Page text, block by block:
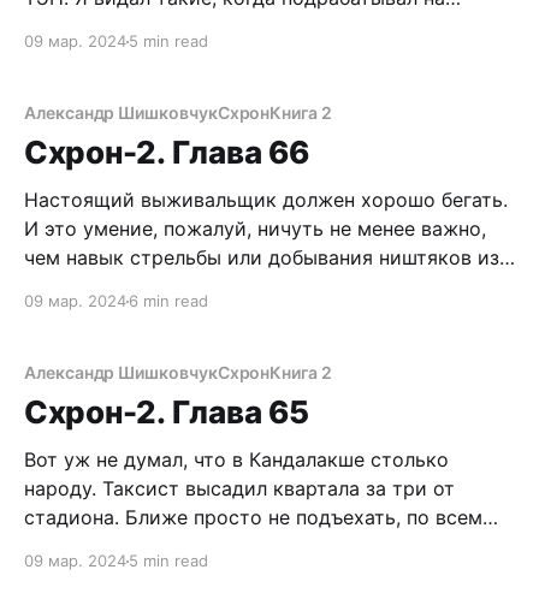
выключатель. Свет красиво заискрился,
Чем-то напоминает мой Схрон. Не такое
надежное, конечно, в плане постоянного
проживания, но отсидеться самое
09 мар. 20245 min read
Александр ШишковчукСхронКнига 2
Схрон-2. Глава 66
Настоящий выживальщик должен хорошо бегать.
И это умение, пожалуй, ничуть не менее важно,
чем навык стрельбы или добывания ништяков из
преследовать раненную дичь, совершать длинные
свалить на третьей космической скорости в
случае смертельной опасности. Прокачивать
общую
09 мар. 20246 min read
Александр ШишковчукСхронКнига 2
Схрон-2. Глава 65
Вот уж не думал, что в Кандалакше столько
народу. Таксист высадил квартала за три от
стадиона. Ближе просто не подъехать, по всем
Скорей всего, и с окрестных поселков понаехали.
09 мар. 20245 min read